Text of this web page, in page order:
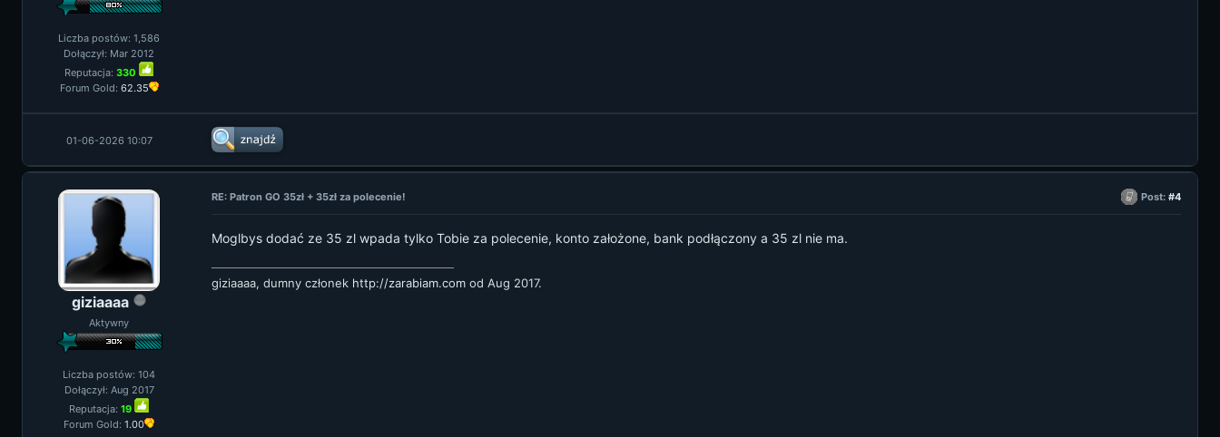
Liczba postów: 1,586
Dołączył: Mar 2012
Reputacja: 330
Forum Gold: 62.35
01-06-2026 10:07
giziaaaa
Aktywny
Liczba postów: 104
Dołączył: Aug 2017
Reputacja: 19
Forum Gold: 1.00
Post: #4
RE: Patron GO 35zł + 35zł za polecenie!
Moglbys dodać ze 35 zl wpada tylko Tobie za polecenie, konto założone, bank podłączony a 35 zl nie ma.
giziaaaa, dumny członek http://zarabiam.com od Aug 2017.